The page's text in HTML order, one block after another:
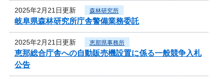
2025年2月21日更新 森林研究所
岐阜県森林研究所庁舎警備業務委託
2025年2月21日更新 恵那県事務所
恵那総合庁舎への自動販売機設置に係る一般競争入札
公告